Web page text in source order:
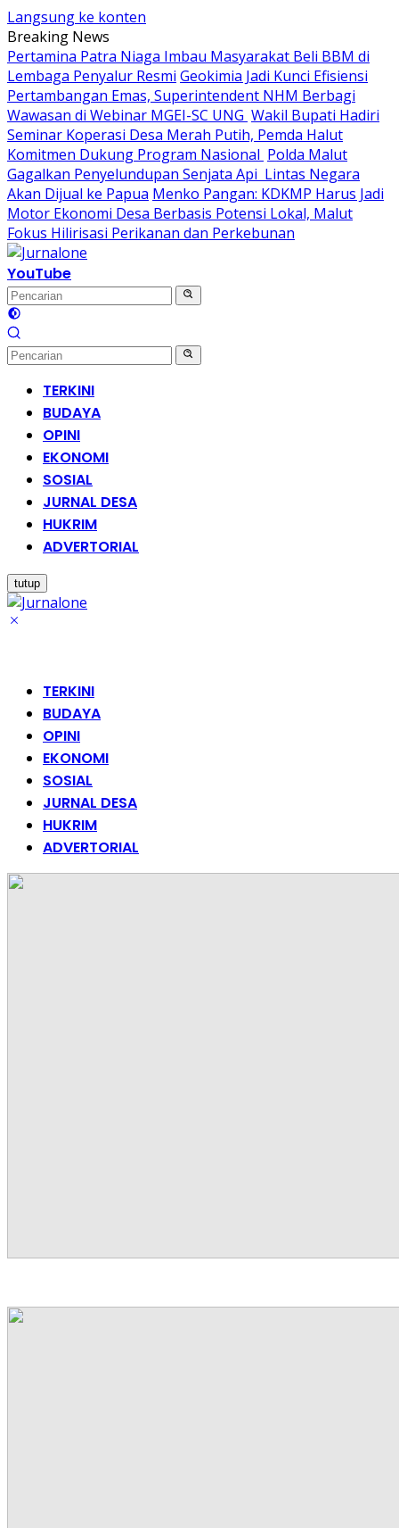
Langsung ke konten
Breaking News
Pertamina Patra Niaga Imbau Masyarakat Beli BBM di
Lembaga Penyalur Resmi Geokimia Jadi Kunci Efisiensi
Pertambangan Emas, Superintendent NHM Berbagi
Wawasan di Webinar MGEI-SC UNG Wakil Bupati Hadiri
Seminar Koperasi Desa Merah Putih, Pemda Halut
Komitmen Dukung Program Nasional Polda Malut
Gagalkan Penyelundupan Senjata Api Lintas Negara
Akan Dijual ke Papua Menko Pangan: KDKMP Harus Jadi
Motor Ekonomi Desa Berbasis Potensi Lokal, Malut
Fokus Hilirisasi Perikanan dan Perkebunan
YouTube
TERKINI
BUDAYA
OPINI
EKONOMI
SOSIAL
JURNAL DESA
HUKRIM
ADVERTORIAL
tutup
TERKINI
BUDAYA
OPINI
EKONOMI
SOSIAL
JURNAL DESA
HUKRIM
ADVERTORIAL